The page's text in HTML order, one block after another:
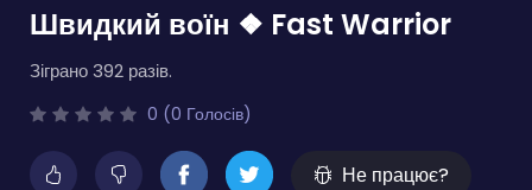
Швидкий воїн ❖ Fast Warrior
Зіграно 392 разів.
0 (0 Голосів)
Не працює?